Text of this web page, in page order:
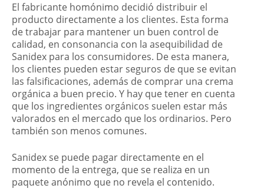
El fabricante homónimo decidió distribuir el
producto directamente a los clientes. Esta forma
de trabajar para mantener un buen control de
calidad, en consonancia con la asequibilidad de
Sanidex para los consumidores. De esta manera,
los clientes pueden estar seguros de que se evitan
las falsificaciones, además de comprar una crema
orgánica a buen precio. Y hay que tener en cuenta
que los ingredientes orgánicos suelen estar más
valorados en el mercado que los ordinarios. Pero
también son menos comunes.
Sanidex se puede pagar directamente en el
momento de la entrega, que se realiza en un
paquete anónimo que no revela el contenido.